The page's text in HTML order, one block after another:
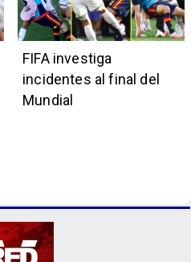
FIFA investiga
incidentes al final del
Mundial